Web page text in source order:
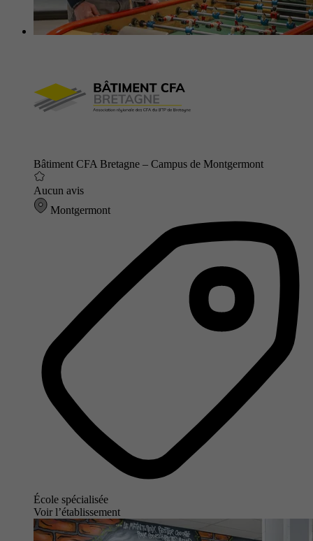
Bâtiment CFA Bretagne – Campus de Montgermont
Aucun avis
Montgermont
École spécialisée
Voir l’établissement